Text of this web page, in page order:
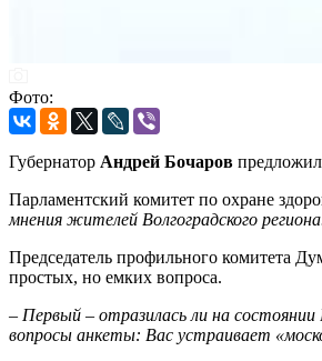
Фото:
Губернатор Андрей Бочаров
Парламентский комитет по охране
мнения жителей Волгоградского
Председатель профильного комитета
простых, но емких вопроса.
– Первый – отразилась ли на
вопросы анкеты: Вас устраивает